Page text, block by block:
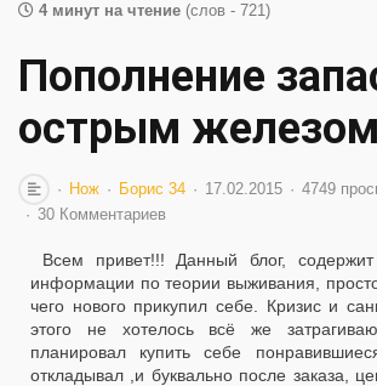
4 минут на чтение (слов - 721)
Пополнение
острым железом
Нож Борис 34 17.02.2015
4749
30 Комментариев
Всем привет!!! Данный блог,
информации по теории выживания,
чего нового прикупил себе. Кризис и
этого не хотелось всё же
планировал купить себе
откладывал ,и буквально после заказа,